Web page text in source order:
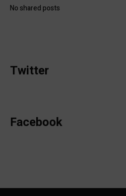
No shared posts
Twitter
Facebook